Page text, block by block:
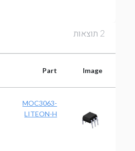
2 תוצאות
Image
Part Image
Part
MOC3063-
LITEON-H